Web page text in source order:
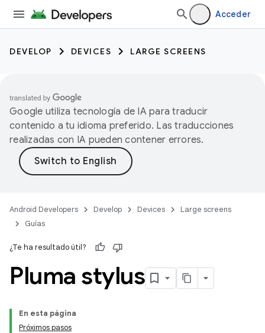
Acceder
DEVELOP DEVICES LARGE SCREENS
Google utiliza tecnología de IA para traducir
contenido a tu idioma preferido. Las traducciones
realizadas con IA pueden contener errores.
Android Developers Develop Devices
Large screens
Guías
¿Te ha resultado útil?
Pluma stylus
En esta página
Próximos pasos